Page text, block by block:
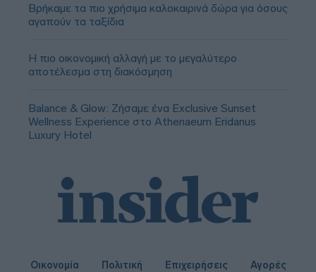
Βρήκαμε τα πιο χρήσιμα καλοκαιρινά δώρα για όσους
αγαπούν τα ταξίδια
Η πιο οικονομική αλλαγή με το μεγαλύτερο
αποτέλεσμα στη διακόσμηση
Balance & Glow: Ζήσαμε ένα Exclusive Sunset
Wellness Experience στο Athenaeum Eridanus
Luxury Hotel
Οικονομία Πολιτική Επιχειρήσεις
Αγορές